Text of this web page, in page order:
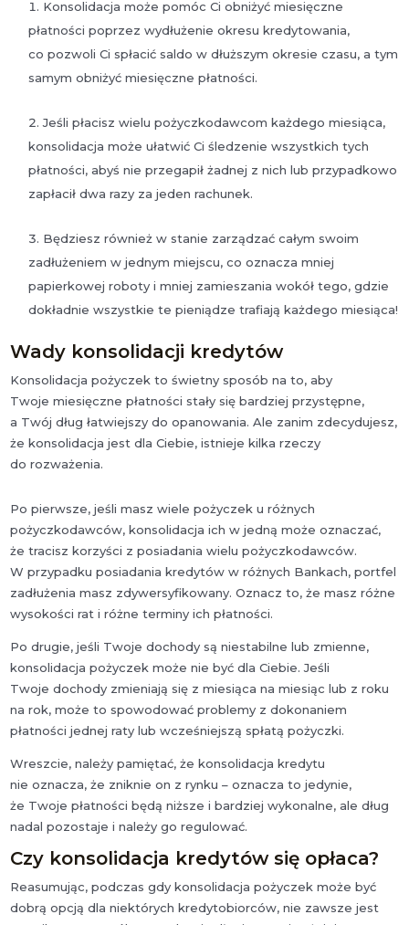
Konsolidacja może pomóc Ci obniżyć miesięczne
płatności poprzez wydłużenie okresu kredytowania,
co pozwoli Ci spłacić saldo w dłuższym okresie czasu, a tym
samym obniżyć miesięczne płatności.
Jeśli płacisz wielu pożyczkodawcom każdego miesiąca,
konsolidacja może ułatwić Ci śledzenie wszystkich tych
płatności, abyś nie przegapił żadnej z nich lub przypadkowo
zapłacił dwa razy za jeden rachunek.
Będziesz również w stanie zarządzać całym swoim
zadłużeniem w jednym miejscu, co oznacza mniej
papierkowej roboty i mniej zamieszania wokół tego, gdzie
dokładnie wszystkie te pieniądze trafiają każdego miesiąca!
Wady konsolidacji kredytów
Konsolidacja pożyczek to świetny sposób na to, aby
Twoje miesięczne płatności stały się bardziej przystępne,
a Twój dług łatwiejszy do opanowania. Ale zanim zdecydujesz,
że konsolidacja jest dla Ciebie, istnieje kilka rzeczy
do rozważenia.
Po pierwsze, jeśli masz wiele pożyczek u różnych
pożyczkodawców, konsolidacja ich w jedną może oznaczać,
że tracisz korzyści z posiadania wielu pożyczkodawców.
W przypadku posiadania kredytów w różnych Bankach, portfel
zadłużenia masz zdywersyfikowany. Oznacz to, że masz różne
wysokości rat i różne terminy ich płatności.
Po drugie, jeśli Twoje dochody są niestabilne lub zmienne,
konsolidacja pożyczek może nie być dla Ciebie. Jeśli
Twoje dochody zmieniają się z miesiąca na miesiąc lub z roku
na rok, może to spowodować problemy z dokonaniem
płatności jednej raty lub wcześniejszą spłatą pożyczki.
Wreszcie, należy pamiętać, że konsolidacja kredytu
nie oznacza, że zniknie on z rynku – oznacza to jedynie,
że Twoje płatności będą niższe i bardziej wykonalne, ale dług
nadal pozostaje i należy go regulować.
Czy konsolidacja kredytów się opłaca?
Reasumując, podczas gdy konsolidacja pożyczek może być
dobrą opcją dla niektórych kredytobiorców, nie zawsze jest